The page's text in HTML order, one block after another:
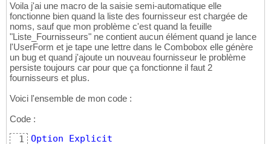
Voila j'ai une macro de la saisie semi-automatique elle
fonctionne bien quand la liste des fournisseur est chargée de
noms, sauf que mon problème c'est quand la feuille
"Liste_Fournisseurs" ne contient aucun élément quand je lance
l'UserForm et je tape une lettre dans le Combobox elle génère
un bug et quand j'ajoute un nouveau fournisseur le problème
persiste toujours car pour que ça fonctionne il faut 2
fournisseurs et plus.
Voici l'ensemble de mon code :
Code :
1
Option
Explicit